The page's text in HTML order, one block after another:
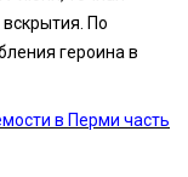
По
героина в
в Перми часть